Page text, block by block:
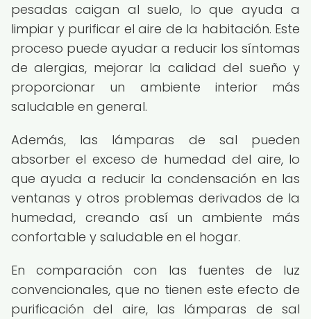
pesadas caigan al suelo, lo que ayuda a
limpiar y purificar el aire de la habitación. Este
proceso puede ayudar a reducir los síntomas
de alergias, mejorar la calidad del sueño y
proporcionar un ambiente interior más
saludable en general.
Además, las lámparas de sal pueden
absorber el exceso de humedad del aire, lo
que ayuda a reducir la condensación en las
ventanas y otros problemas derivados de la
humedad, creando así un ambiente más
confortable y saludable en el hogar.
En comparación con las fuentes de luz
convencionales, que no tienen este efecto de
purificación del aire, las lámparas de sal